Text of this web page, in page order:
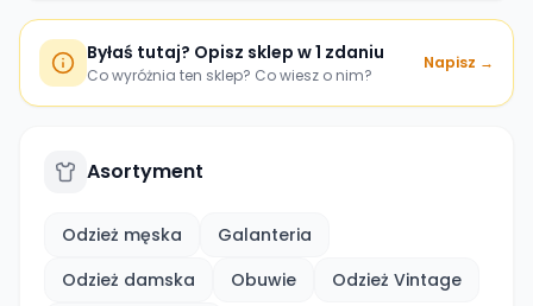
Byłaś tutaj? Opisz sklep w 1 zdaniu
Co wyróżnia ten sklep? Co wiesz o nim?
Napisz →
Asortyment
Odzież męska
Galanteria
Odzież damska
Obuwie
Odzież Vintage